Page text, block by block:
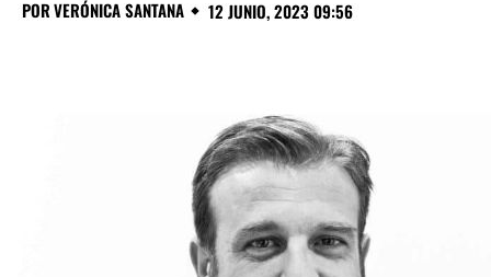
PORVERÓNICA SANTANA 12 JUNIO, 2023 09:56